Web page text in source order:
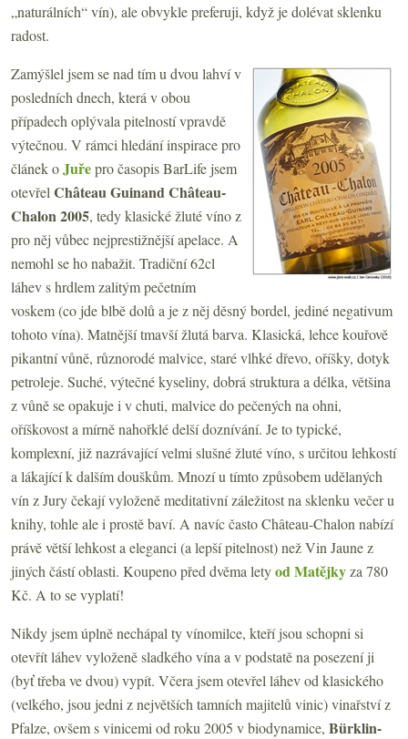
„naturálních“ vín), ale obvykle preferuji, když je dolévat sklenku
radost.
Zamýšlel jsem se nad tím u dvou lahví v
posledních dnech, která v obou
případech oplývala pitelností vpravdě
výtečnou. V rámci hledání inspirace pro
článek oJuřepro časopis BarLife jsem
otevřel Château GuinandChâteau-
Chalon 2005, tedy klasické žluté víno z
pro něj vůbec nejprestižnější apelace. A
nemohl se ho nabažit. Tradiční 62cl
láhev s hrdlem zalitým pečetním
voskem (co jde blbě dolů a je z něj děsný bordel, jediné negativum
tohoto vína). Matnější tmavší žlutá barva. Klasická, lehce kouřově
pikantní vůně, různorodé malvice, staré vlhké dřevo, oříšky, dotyk
petroleje. Suché, výtečné kyseliny, dobrá struktura a délka, většina
z vůně se opakuje i v chuti, malvice do pečených na ohni,
oříškovost a mírně nahořklé delší doznívání. Je to typické,
komplexní, již nazrávající velmi slušné žluté víno, s určitou lehkostí
a lákající k dalším douškům. Mnozí u tímto způsobem udělaných
vín z Jury čekají vyloženě meditativní záležitost na sklenku večer u
knihy, tohle ale i prostě baví. A navíc často Château-Chalon nabízí
právě větší lehkost a eleganci (a lepší pitelnost) než Vin Jaune z
jiných částí oblasti. Koupeno před dvěma letyod Matějkyza 780
Kč. A to se vyplatí!
Nikdy jsem úplně nechápal ty vínomilce, kteří jsou schopni si
otevřít láhev vyloženě sladkého vína a v podstatě na posezení ji
(byť třeba ve dvou) vypít. Včera jsem otevřel láhev od klasického
(velkého, jsou jedni z největších tamních majitelů vinic) vinařství z
Pfalze, ovšem s vinicemi od roku 2005 v biodynamice, Bürklin-